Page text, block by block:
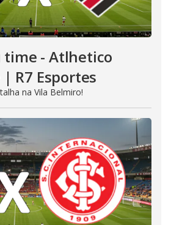
time - Atlhetico
R7 Esportes
na Vila Belmiro!